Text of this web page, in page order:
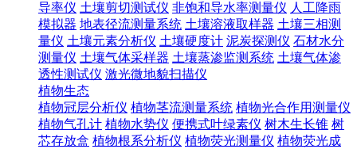
导率仪 土壤剪切测试仪 非饱和导水率测量仪 人工降雨
模拟器 地表径流测量系统 土壤溶液取样器 土壤三相测
量仪 土壤元素分析仪 土壤硬度计 泥炭探测仪 石材水分
测量仪 土壤气体采样器 土壤蒸渗监测系统 土壤气体渗
透性测试仪 激光微地貌扫描仪
植物生态
植物冠层分析仪 植物茎流测量系统 植物光合作用测量仪
植物气孔计 植物水势仪 便携式叶绿素仪 树木生长锥 树
芯存放盒 植物根系分析仪 植物荧光测量仪 植物荧光成